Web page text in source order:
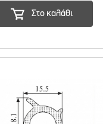
Στο καλάθι